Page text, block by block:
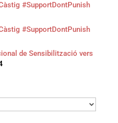
#SupportDontPunish
#SupportDontPunish
de Sensibilització vers